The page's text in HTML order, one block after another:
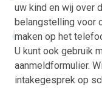
uw kind en wij over
belangstelling voor
maken op het
U kunt ook gebruik
aanmeldformulier.
intakegesprek op